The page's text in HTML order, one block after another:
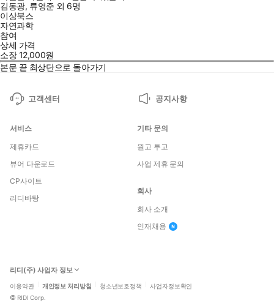
김동광, 류영준 외 6명
이상북스
자연과학
참여
상세 가격
소장12,000원
본문 끝 최상단으로 돌아가기
고객센터 공지사항
서비스
제휴카드
뷰어 다운로드
CP사이트
리디바탕
기타 문의
원고 투고
사업 제휴 문의
회사
회사 소개
인재채용
리디(주) 사업자 정보
이용약관 개인정보 처리방침 청소년보호정책 사업자정보확인
© RIDI Corp.